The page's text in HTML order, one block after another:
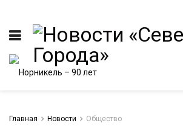
Главная Новости Общество